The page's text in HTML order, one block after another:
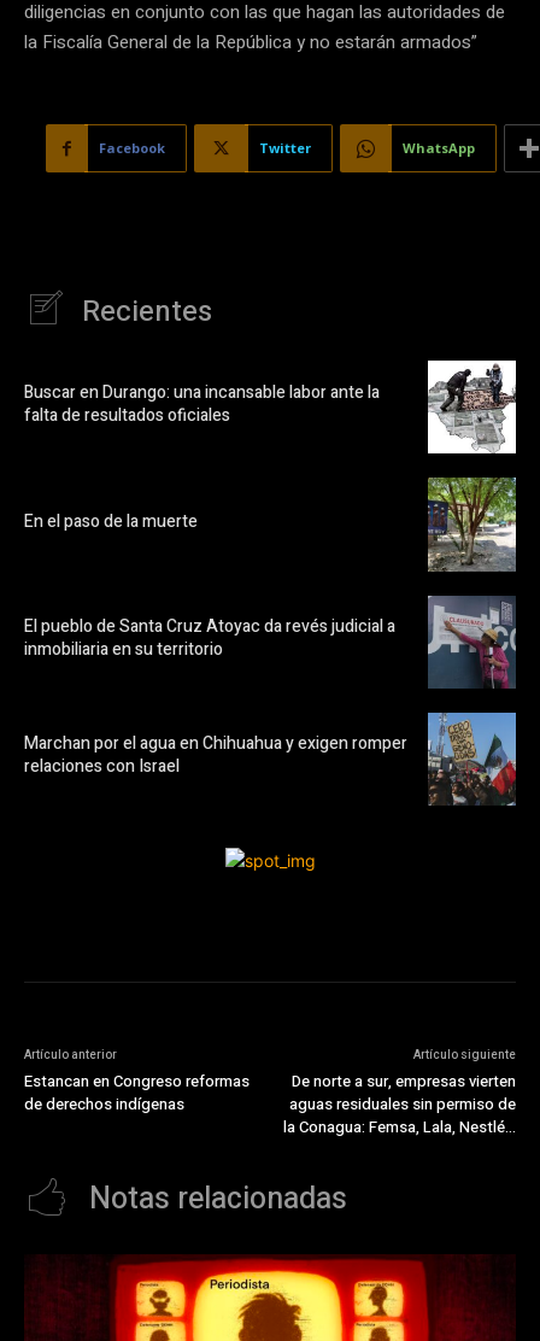
diligencias en conjunto con las que hagan las autoridades de
la Fiscalía General de la República y no estarán armados”
Facebook Twitter WhatsApp
Recientes
Buscar en Durango: una incansable labor ante la
falta de resultados oficiales
En el paso de la muerte
El pueblo de Santa Cruz Atoyac da revés judicial a
inmobiliaria en su territorio
Marchan por el agua en Chihuahua y exigen romper
relaciones con Israel
Artículo anterior
Estancan en Congreso reformas
de derechos indígenas
Artículo siguiente
De norte a sur, empresas vierten
aguas residuales sin permiso de
la Conagua: Femsa, Lala, Nestlé…
Notas relacionadas